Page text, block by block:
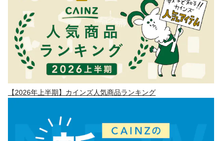
【2026年上半期】カインズ人気商品ランキング